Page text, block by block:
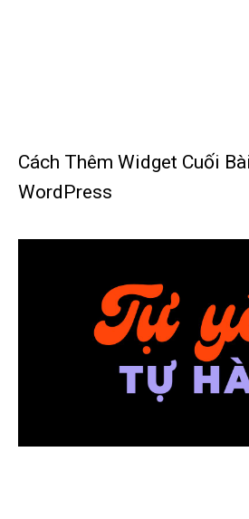
Cách Thêm Widget Cuối
WordPress